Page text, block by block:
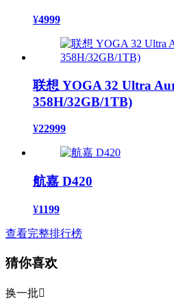
¥4999
联想 YOGA 32 Ultra
358H/32GB/1TB)
¥22999
航嘉 D420
¥1199
查看完整排行榜
猜你喜欢
换一批